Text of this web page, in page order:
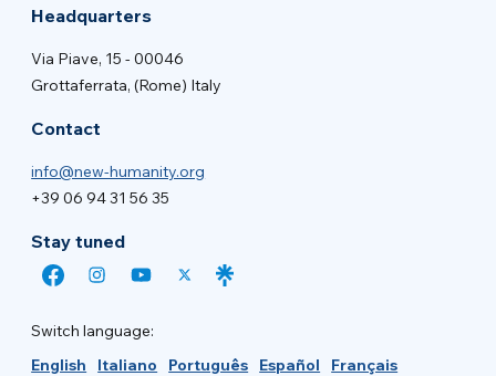
Headquarters
Via Piave, 15 - 00046
Grottaferrata, (Rome) Italy
Contact
info@new-humanity.org
+39 06 94 31 56 35
Stay tuned
Switch language:
English
Italiano Português Español Français